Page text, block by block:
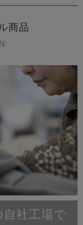
商品
社工場で